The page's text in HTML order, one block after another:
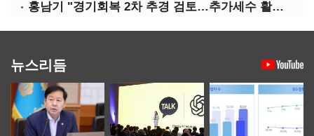
홍남기 "경기회복 2차 추경 검토…추가세수 활용할 것"(종합)
뉴스리듬